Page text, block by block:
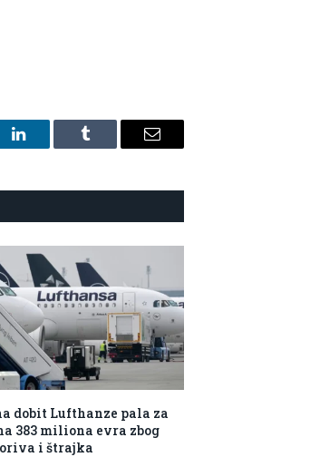
LinkedIn Tumblr Email
dobit Lufthanze pala za
383 miliona evra zbog
i štrajka